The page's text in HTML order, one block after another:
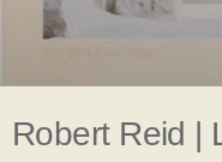
Robert Reid |